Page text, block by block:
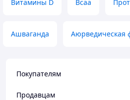
Витамины D Bcaa
Ашваганда Аюрведическая
Покупателям
Продавцам